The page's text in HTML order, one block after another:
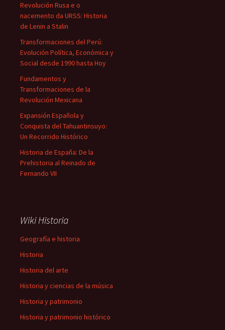
Revolución Rusa e o
nacemento da URSS: Historia
de Lenin a Stalin
Transformaciones del Perú:
Evolución Política, Económica y
Social desde 1990 hasta Hoy
Fundamentos y
Transformaciones de la
Revolución Mexicana
Expansión Española y
Conquista del Tahuantinsuyo:
Un Recorrido Histórico
Historia de España: De la
Prehistoria al Reinado de
Fernando VII
Wiki Historia
Geografía e historia
Historia
Historia del arte
Historia y ciencias de la música
Historia y patrimonio
Historia y patrimonio histórico